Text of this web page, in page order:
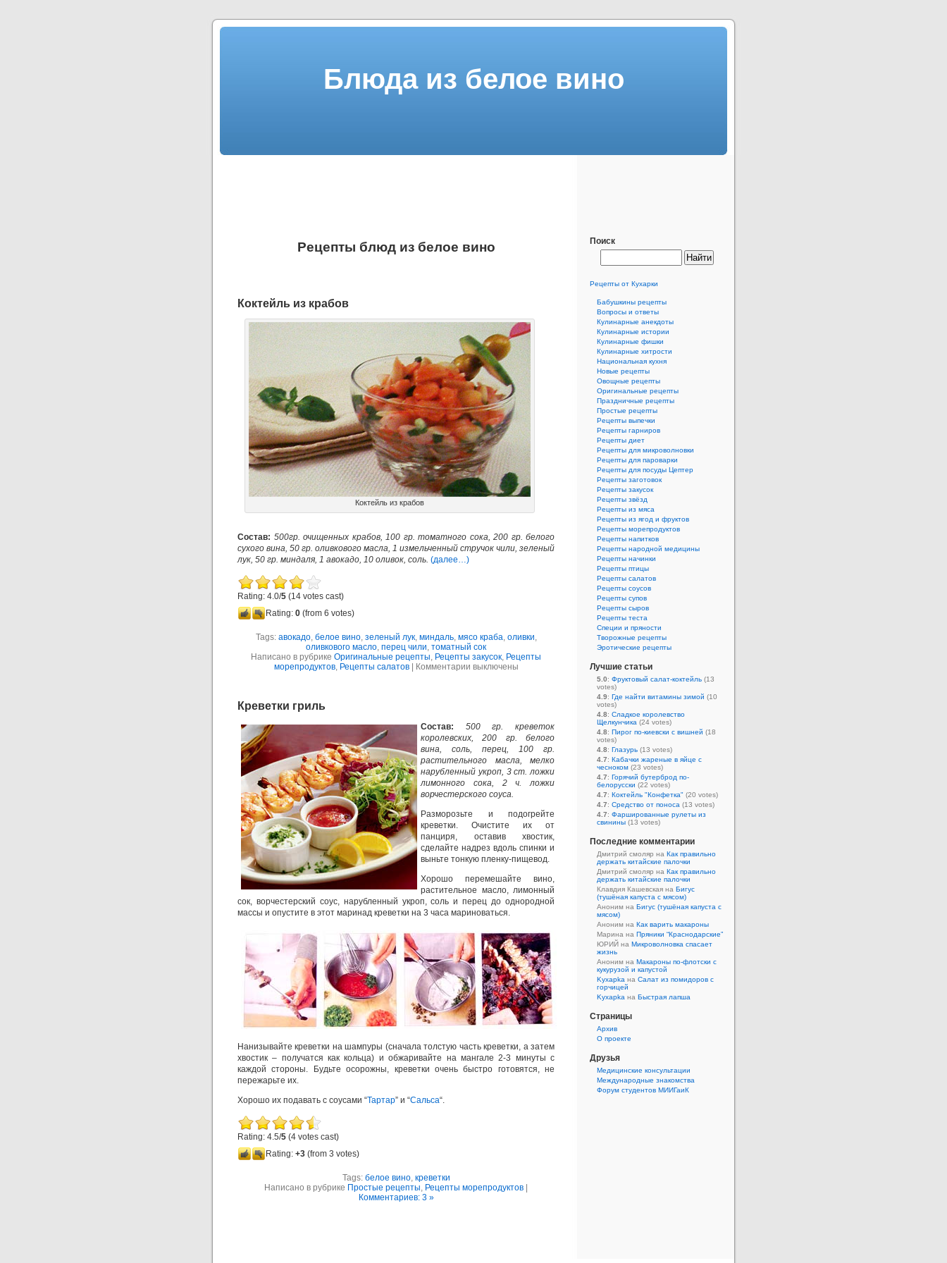
Блюда из белое вино
Рецепты блюд из белое вино
Коктейль из крабов
Коктейль из крабов
Состав: 500гр. очищенных крабов, 100 гр. томатного сока, 200 гр. белого
сухого вина, 50 гр. оливкового масла, 1 измельченный стручок чили, зеленый
лук, 50 гр. миндаля, 1 авокадо, 10 оливок, соль. (далее…)
Rating: 4.0/5 (14 votes cast)
Rating: 0 (from 6 votes)
Tags: авокадо, белое вино, зеленый лук, миндаль, мясо краба, оливки,
оливкового масло, перец чили, томатный сок
Написано в рубрике Оригинальные рецепты, Рецепты закусок, Рецепты
морепродуктов, Рецепты салатов| Комментарии выключены
Креветки гриль
Состав: 500 гр. креветок
королевских, 200 гр. белого
вина, соль, перец, 100 гр.
растительного масла, мелко
нарубленный укроп, 3 ст. ложки
лимонного сока, 2 ч. ложки
ворчестерского соуса.
Разморозьте и подогрейте
креветки. Очистите их от
панциря, оставив хвостик,
сделайте надрез вдоль спинки и
выньте тонкую пленку-пищевод.
Хорошо перемешайте вино,
растительное масло, лимонный
сок, ворчестерский соус, нарубленный укроп, соль и перец до однородной
массы и опустите в этот маринад креветки на 3 часа мариноваться.
Нанизывайте креветки на шампуры (сначала толстую часть креветки, а затем
хвостик – получатся как кольца) и обжаривайте на мангале 2-3 минуты с
каждой стороны. Будьте осорожны, креветки очень быстро готовятся, не
пережарьте их.
Хорошо их подавать с соусами “Тартар” и “Сальса“.
Rating: 4.5/5 (4 votes cast)
Rating: +3 (from 3 votes)
Tags: белое вино, креветки
Написано в рубрике Простые рецепты, Рецепты морепродуктов
Комментариев: 3 »
Поиск
Рецепты от Кухарки
Бабушкины рецепты
Вопросы и ответы
Кулинарные анекдоты
Кулинарные истории
Кулинарные фишки
Кулинарные хитрости
Национальная кухня
Новые рецепты
Овощные рецепты
Оригинальные рецепты
Праздничные рецепты
Простые рецепты
Рецепты выпечки
Рецепты гарниров
Рецепты диет
Рецепты для микроволновки
Рецепты для пароварки
Рецепты для посуды Цептер
Рецепты заготовок
Рецепты закусок
Рецепты звёзд
Рецепты из мяса
Рецепты из ягод и фруктов
Рецепты морепродуктов
Рецепты напитков
Рецепты народной медицины
Рецепты начинки
Рецепты птицы
Рецепты салатов
Рецепты соусов
Рецепты супов
Рецепты сыров
Рецепты теста
Специи и пряности
Творожные рецепты
Эротические рецепты
Лучшие статьи
5.0: Фруктовый салат-коктейль (13
votes)
4.9: Где найти витамины зимой (10
votes)
4.8: Сладкое королевство
Щелкунчика (24 votes)
4.8: Пирог по-киевски с вишней (18
votes)
4.8: Глазурь (13 votes)
4.7: Кабачки жареные в яйце с
чесноком (23 votes)
4.7: Горячий бутерброд по-
белорусски (22 votes)
4.7: Коктейль "Конфетка" (20 votes)
4.7: Средство от поноса (13 votes)
4.7: Фаршированные рулеты из
свинины (13 votes)
Последние комментарии
Дмитрий смоляр на Как правильно
держать китайские палочки
Дмитрий смоляр на Как правильно
держать китайские палочки
Клавдия Кашевская на Бигус
(тушёная капуста с мясом)
Аноним на Бигус (тушёная капуста с
мясом)
Аноним на Как варить макароны
Марина на Пряники “Краснодарские”
ЮРИЙ на Микроволновка спасает
жизнь
Аноним на Макароны по-флотски с
кукурузой и капустой
Kyxapka на Салат из помидоров с
горчицей
Kyxapka на Быстрая лапша
Страницы
Aрхив
О проекте
Друзья
Медицинские консультации
Международные знакомства
Форум студентов МИИГаиК